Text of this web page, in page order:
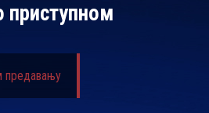
приступном
предавању